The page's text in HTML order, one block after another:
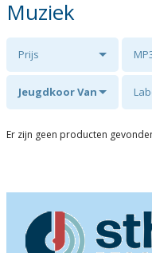
Muziek
Prijs
Jeugdkoor Van
Asselt
Er zijn geen producten